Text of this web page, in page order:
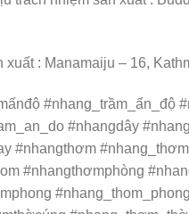
: Manamaiju – 16,
#nhang_trầm_ấn_độ
#nhangdây
#nhangthơm
#nhangthơmphòng
#nhang_thom_phong